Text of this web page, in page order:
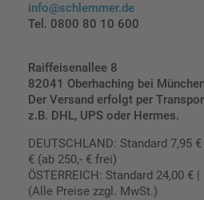
info@schlemmer.de
Tel. 0800 80 10 600
Raiffeisenallee 8
82041 Oberhaching bei
Der Versand erfolgt per
z.B. DHL, UPS oder Hermes.
DEUTSCHLAND: Standard 7,95
€ (ab 250,- € frei)
ÖSTERREICH: Standard 24,00 €
(Alle Preise zzgl. MwSt.)